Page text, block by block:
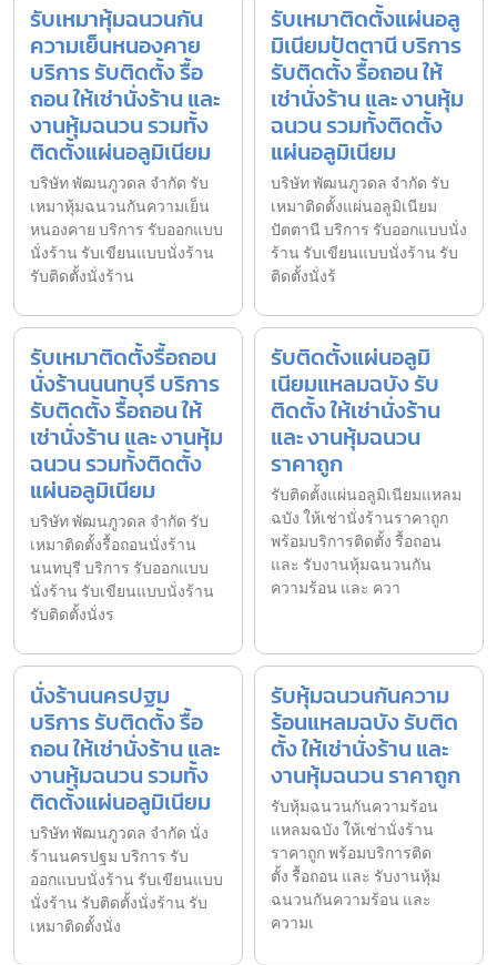
รับเหมาหุ้มฉนวนกัน
ความเย็นหนองคาย
บริการ รับติดตั้ง รื้อ
ถอน ให้เช่านั่งร้าน และ
งานหุ้มฉนวน รวมทั้ง
ติดตั้งแผ่นอลูมิเนียม
บริษัท พัฒนภูวดล จำกัด รับ
เหมาหุ้มฉนวนกันความเย็น
หนองคาย บริการ รับออกแบบ
นั่งร้าน รับเขียนแบบนั่งร้าน
รับติดตั้งนั่งร้าน
รับเหมาติดตั้งแผ่นอลู
มิเนียมปัตตานี บริการ
รับติดตั้ง รื้อถอน ให้
เช่านั่งร้าน และ งานหุ้ม
ฉนวน รวมทั้งติดตั้ง
แผ่นอลูมิเนียม
บริษัท พัฒนภูวดล จำกัด รับ
เหมาติดตั้งแผ่นอลูมิเนียม
ปัตตานี บริการ รับออกแบบนั่ง
ร้าน รับเขียนแบบนั่งร้าน รับ
ติดตั้งนั่งร้
รับเหมาติดตั้งรื้อถอน
นั่งร้านนนทบุรี บริการ
รับติดตั้ง รื้อถอน ให้
เช่านั่งร้าน และ งานหุ้ม
ฉนวน รวมทั้งติดตั้ง
แผ่นอลูมิเนียม
บริษัท พัฒนภูวดล จำกัด รับ
เหมาติดตั้งรื้อถอนนั่งร้าน
นนทบุรี บริการ รับออกแบบ
นั่งร้าน รับเขียนแบบนั่งร้าน
รับติดตั้งนั่งร
รับติดตั้งแผ่นอลูมิ
เนียมแหลมฉบัง รับ
ติดตั้ง ให้เช่านั่งร้าน
และ งานหุ้มฉนวน
ราคาถูก
รับติดตั้งแผ่นอลูมิเนียมแหลม
ฉบัง ให้เช่านั่งร้านราคาถูก
พร้อมบริการติดตั้ง รื้อถอน
และ รับงานหุ้มฉนวนกัน
ความร้อน และ ควา
นั่งร้านนครปฐม
บริการ รับติดตั้ง รื้อ
ถอน ให้เช่านั่งร้าน และ
งานหุ้มฉนวน รวมทั้ง
ติดตั้งแผ่นอลูมิเนียม
บริษัท พัฒนภูวดล จำกัด นั่ง
ร้านนครปฐม บริการ รับ
ออกแบบนั่งร้าน รับเขียนแบบ
นั่งร้าน รับติดตั้งนั่งร้าน รับ
เหมาติดตั้งนั่ง
รับหุ้มฉนวนกันความ
ร้อนแหลมฉบัง รับติด
ตั้ง ให้เช่านั่งร้าน และ
งานหุ้มฉนวน ราคาถูก
รับหุ้มฉนวนกันความร้อน
แหลมฉบัง ให้เช่านั่งร้าน
ราคาถูก พร้อมบริการติด
ตั้ง รื้อถอน และ รับงานหุ้ม
ฉนวนกันความร้อน และ
ความเ